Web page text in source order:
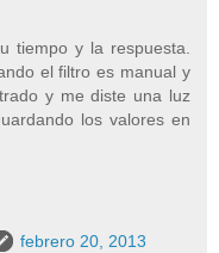
tiempo y la respuesta.
el filtro es manual y
y me diste una luz
los valores en
febrero 20, 2013